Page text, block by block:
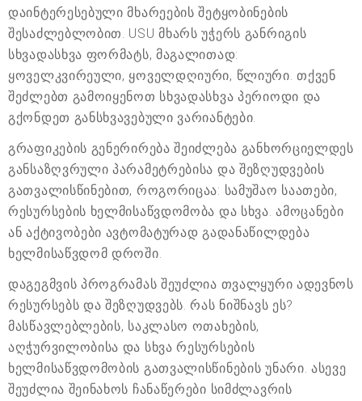
დაინტერესებული მხარეების შეტყობინების
შესაძლებლობით. USU მხარს უჭერს განრიგის
სხვადასხვა ფორმატს, მაგალითად:
ყოველკვირეული, ყოველდღიური, წლიური. თქვენ
შეძლებთ გამოიყენოთ სხვადასხვა პერიოდი და
გქონდეთ განსხვავებული ვარიანტები.
გრაფიკების გენერირება შეიძლება განხორციელდეს
განსაზღვრული პარამეტრებისა და შეზღუდვების
გათვალისწინებით, როგორიცაა: სამუშაო საათები,
რესურსების ხელმისაწვდომობა და სხვა. ამოცანები
ან აქტივობები ავტომატურად გადანაწილდება
ხელმისაწვდომ დროში.
დაგეგმვის პროგრამას შეუძლია თვალყური ადევნოს
რესურსებს და შეზღუდვებს. რას ნიშნავს ეს?
მასწავლებლების, საკლასო ოთახების,
აღჭურვილობისა და სხვა რესურსების
ხელმისაწვდომობის გათვალისწინების უნარი. ასევე
შეუძლია შეინახოს ჩანაწერები სიმძლავრის